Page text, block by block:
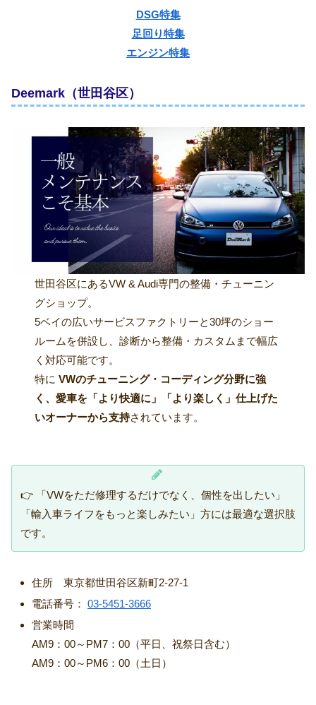
DSG特集
足回り特集
エンジン特集
Deemark（世田谷区）
世田谷区にあるVW & Audi専門の整備・チューニン
グショップ。
5ベイの広いサービスファクトリーと30坪のショー
ルームを併設し、診断から整備・カスタムまで幅広
く対応可能です。
特にVWのチューニング・コーディング分野に強
く、愛車を「より快適に」「より楽しく」仕上げた
いオーナーから支持されています。
👉 「VWをただ修理するだけでなく、個性を出したい」
「輸入車ライフをもっと楽しみたい」方には最適な選択肢
です。
住所 東京都世田谷区新町2-27-1
電話番号： 03-5451-3666
営業時間
AM9：00～PM7：00（平日、祝祭日含む）
AM9：00～PM6：00（土日）